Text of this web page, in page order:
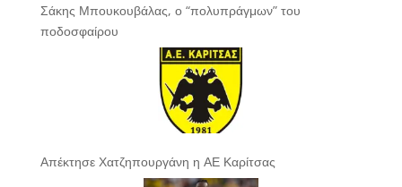
Σάκης Μπουκουβάλας, ο “πολυπράγμων” του
ποδοσφαίρου
Απέκτησε Χατζηπουργάνη η ΑΕ Καρίτσας